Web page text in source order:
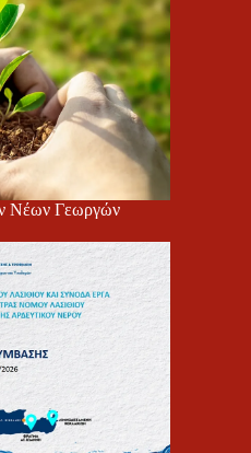
Νέων Γεωργών